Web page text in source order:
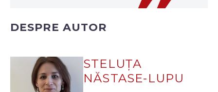
DESPRE AUTOR
STELUȚA
NĂSTASE-LUPU